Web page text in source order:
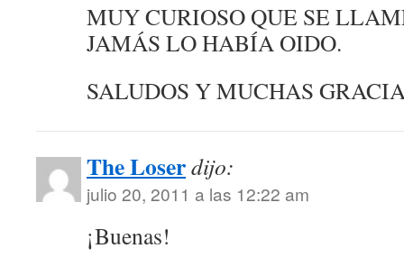
MUY CURIOSO QUE SE
JAMÁS LO HABÍA OIDO.
SALUDOS Y MUCHAS
The Loserdijo:
julio 20, 2011 a las 12:22 am
¡Buenas!